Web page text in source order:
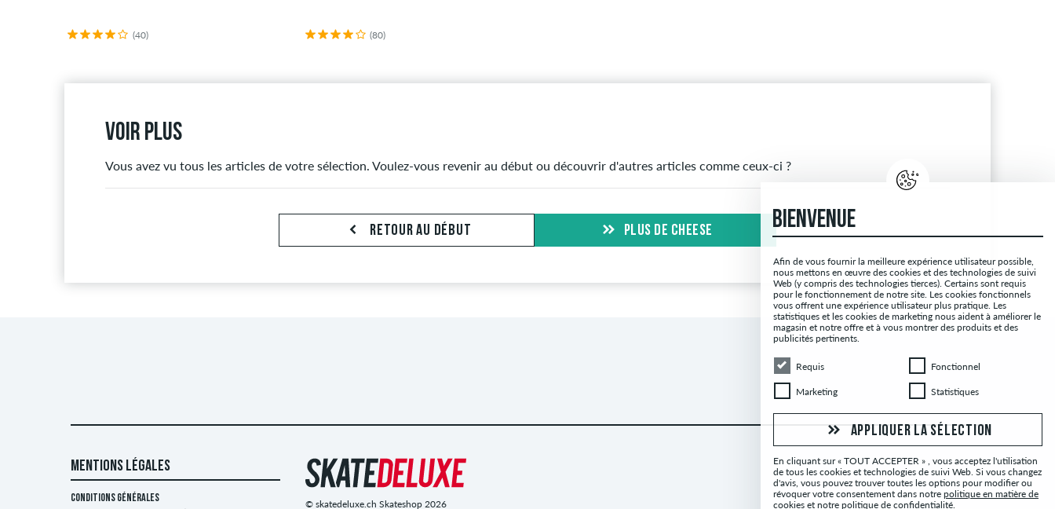
(40) (80)
Voir plus
Vous avez vu tous les articles de votre sélection. Voulez-vous revenir au début ou découvrir d'autres articles comme ceux-ci ?
RETOUR AU DÉBUT PLUS DE CHEESE
MENTIONS LÉGALES
CONDITIONS GÉNÉRALES © skatedeluxe.ch Skateshop 2026
BIENVENUE
Afin de vous fournir la meilleure expérience utilisateur possible,
nous mettons en œuvre des cookies et des technologies de suivi
Web (y compris des technologies tierces). Certains sont requis
pour le fonctionnement de notre site. Les cookies fonctionnels
vous offrent une expérience utilisateur plus pratique. Les
statistiques et les cookies de marketing nous aident à améliorer le
magasin et notre offre et à vous montrer des produits et des
publicités pertinents.
RequisRequis Fonctionnel
Fonctionnel
MarketingMarketing Statistiques
Statistiques
APPLIQUER LA SÉLECTION
En cliquant sur « TOUT ACCEPTER » , vous acceptez l'utilisation
de tous les cookies et technologies de suivi Web. Si vous changez
d'avis, vous pouvez trouver toutes les options pour modifier ou
révoquer votre consentement dans notre politique en matière de
cookies et notre politique de confidentialité.